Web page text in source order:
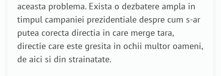
aceasta problema. Exista o dezbatere ampla in
timpul campaniei prezidentiale despre cum s-ar
putea corecta directia in care merge tara,
directie care este gresita in ochii multor oameni,
de aici si din strainatate.